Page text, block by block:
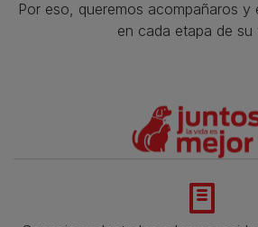
Por eso, queremos acompañaros y
en cada etapa de su